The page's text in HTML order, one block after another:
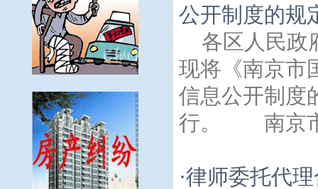
公开制度的规
各区人民
现将《南京市
信息公开制度
行。 南京
·律师委托代